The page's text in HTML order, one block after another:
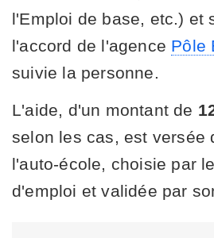
l'Emploi de base, etc.) et
l'accord de l'agence Pôle
suivie la personne.
L'aide, d'un montant de
selon les cas, est versée
l'auto-école, choisie par
d'emploi et validée par